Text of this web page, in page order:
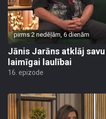
pirms 2 nedēļām, 6 dienām
Jānis Jarāns atklāj
laimīgai laulībai
16. epizode